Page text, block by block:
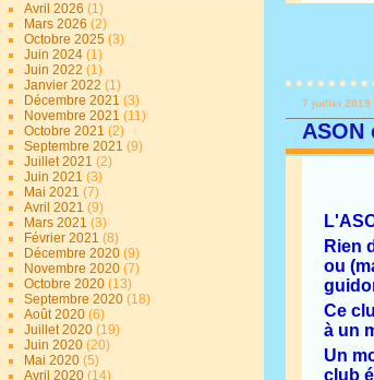
Avril 2026(1)
Mars 2026(2)
Octobre 2025(3)
Juin 2024(1)
Juin 2022(1)
Janvier 2022(1)
Décembre 2021(3)
Novembre 2021(11)
Octobre 2021(2)
Septembre 2021(9)
Juillet 2021(2)
Juin 2021(3)
Mai 2021(7)
Avril 2021(9)
Mars 2021(3)
Février 2021(8)
Décembre 2020(9)
Novembre 2020(7)
Octobre 2020(13)
Septembre 2020(18)
Août 2020(6)
Juillet 2020(19)
Juin 2020(20)
Mai 2020(5)
Avril 2020(14)
7 juillet 2019
Rien
ou
Ce
à un
Un
club